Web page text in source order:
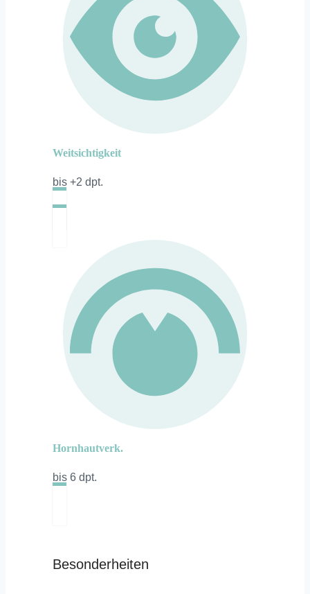
Weitsichtigkeit
bis +2 dpt.
Hornhautverk.
bis 6 dpt.
Besonderheiten